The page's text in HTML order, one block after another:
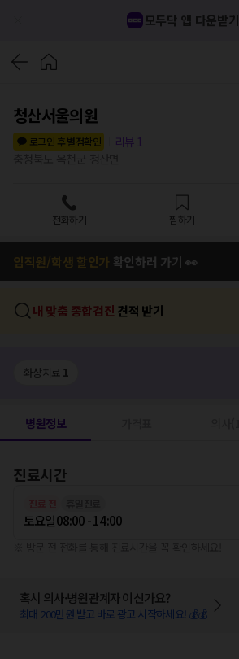
모두닥 앱 다운받기
청산서울의원
로그인 후 별점확인
리뷰 1
전화하기 찜하기
임직원/학생 할인가 확인하러 가기 👀
내 맞춤 종합검진 견적 받기
화상치료 1
병원정보
진료시간
토요일08:00 - 14:00
혹시 의사·병원관계자 이신가요?
최대 200만원 받고 바로 광고 시작하세요! 💰💰